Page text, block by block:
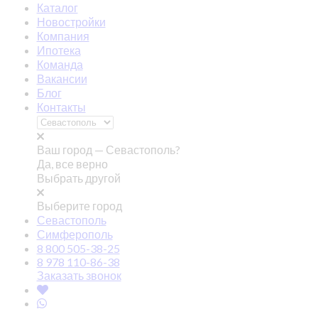
Каталог
Новостройки
Компания
Ипотека
Команда
Вакансии
Блог
Контакты
Ваш город — Севастополь?
Да, все верно
Выбрать другой
Выберите город
Севастополь
Симферополь
8 800 505-38-25
8 978 110-86-38
Заказать звонок